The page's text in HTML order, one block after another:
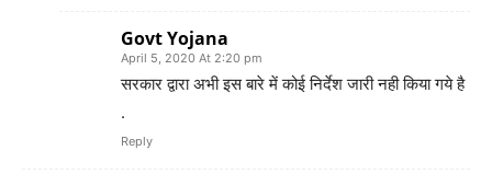
Govt Yojana
April 5, 2020 At 2:20 pm
सरकार द्वारा अभी इस बारे में कोई निर्देश जारी नही किया गये है
.
Reply